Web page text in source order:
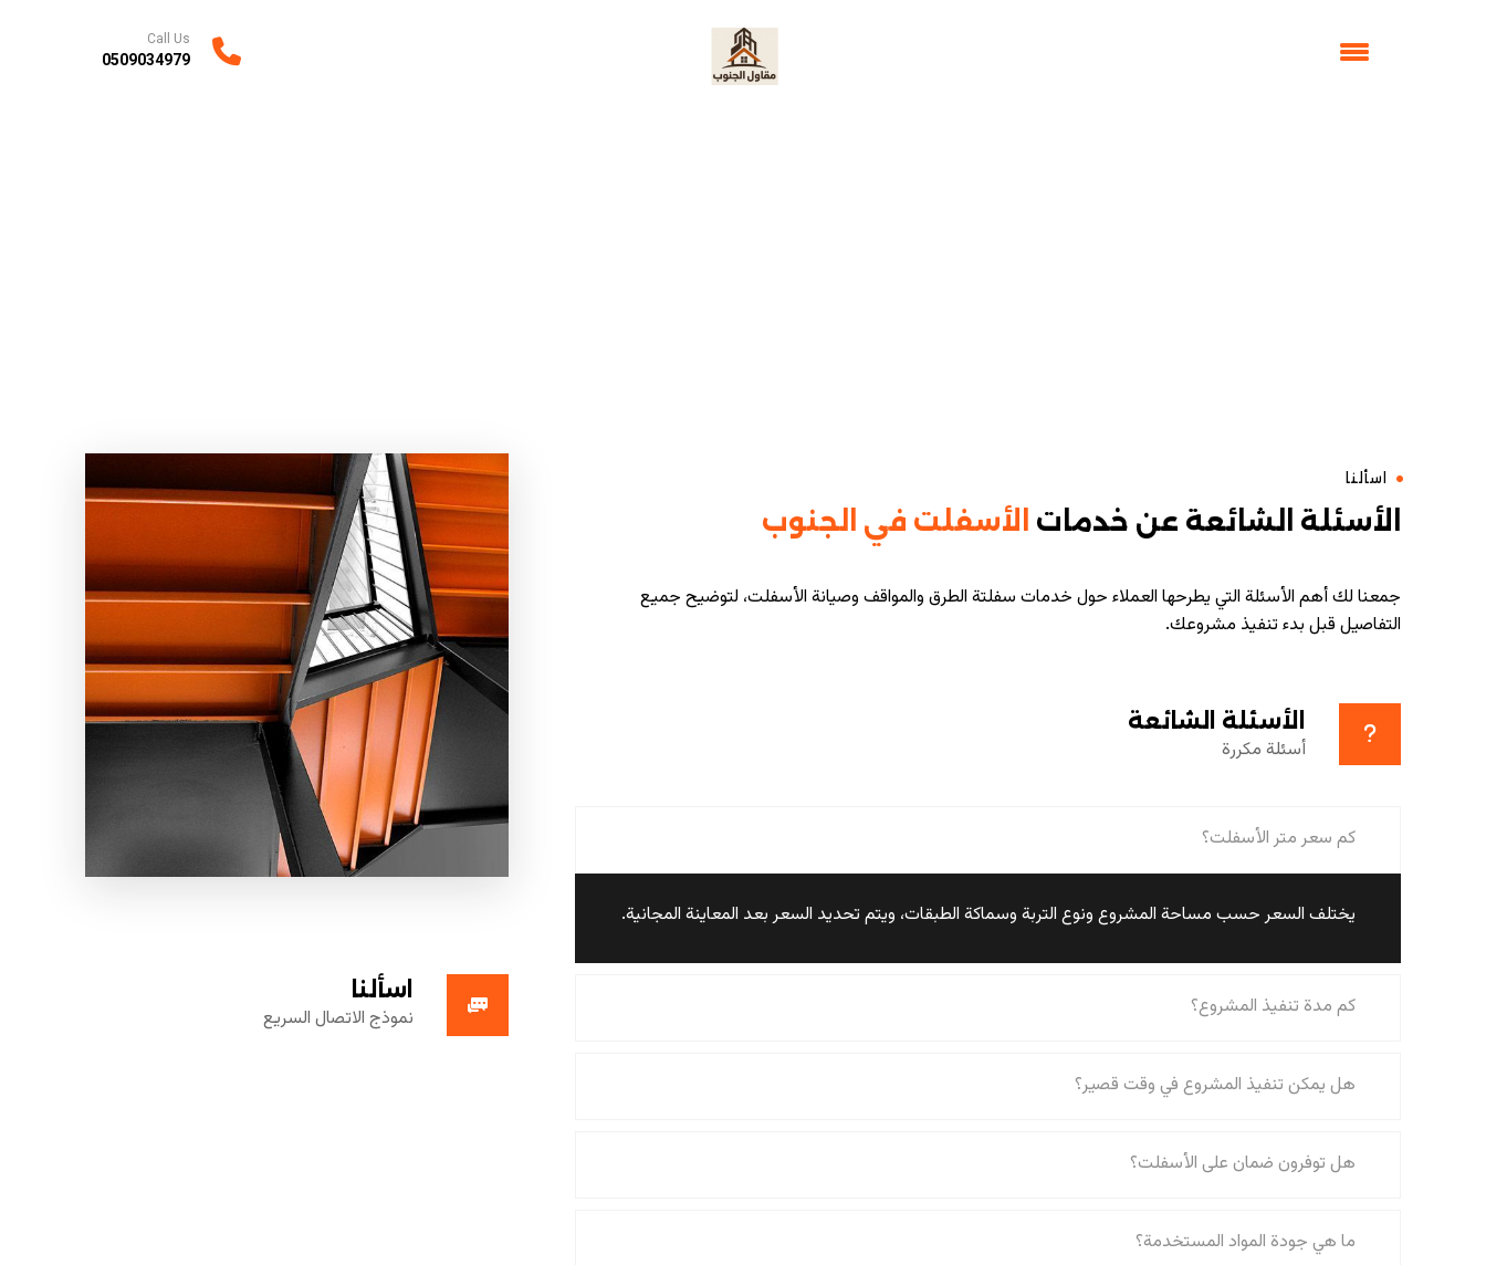
Call Us
0509034979
اسألنا
الأسئلة الشائعة عن خدمات الأسفلت في الجنوب
جمعنا لك أهم الأسئلة التي يطرحها العملاء حول خدمات سفلتة الطرق والمواقف وصيانة الأسفلت، لتوضيح جميع
التفاصيل قبل بدء تنفيذ مشروعك.
الأسئلة الشائعة
أسئلة مكررة
كم سعر متر الأسفلت؟
يختلف السعر حسب مساحة المشروع ونوع التربة وسماكة الطبقات، ويتم تحديد السعر بعد المعاينة المجانية.
كم مدة تنفيذ المشروع؟
هل يمكن تنفيذ المشروع في وقت قصير؟
هل توفرون ضمان على الأسفلت؟
ما هي جودة المواد المستخدمة؟
اسألنا
نموذج الاتصال السريع